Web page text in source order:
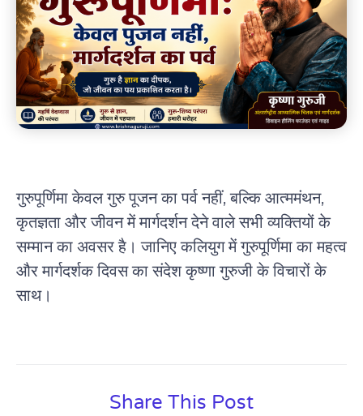
गुरुपूर्णिमा केवल गुरु पूजन का पर्व नहीं, बल्कि आत्ममंथन,
कृतज्ञता और जीवन में मार्गदर्शन देने वाले सभी व्यक्तियों के
सम्मान का अवसर है। जानिए कलियुग में गुरुपूर्णिमा का महत्व
और मार्गदर्शक दिवस का संदेश कृष्णा गुरुजी के विचारों के
साथ।
Share This Post